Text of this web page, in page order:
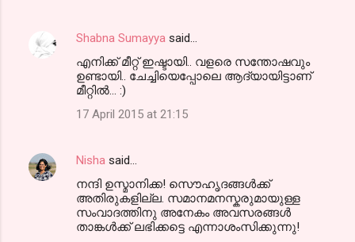
Shabna Sumayya said…
എനിക്ക് മീറ്റ് ഇഷ്ടായി.. വളരെ സന്തോഷവും
ഉണ്ടായി.. ചേച്ചിയെപ്പോലെ ആദ്യായിട്ടാണ്‌
മീറ്റില്‍... :)
17 April 2015 at 21:15
Nisha said…
നന്ദി ഉസ്മാനിക്ക! സൌഹൃദങ്ങള്‍ക്ക്
അതിരുകളില്ല. സമാനമനസ്കരുമായുള്ള
സംവാദത്തിനു അനേകം അവസരങ്ങള്‍
താങ്കള്‍ക്ക് ലഭിക്കട്ടെ എന്നാശംസിക്കുന്നു!